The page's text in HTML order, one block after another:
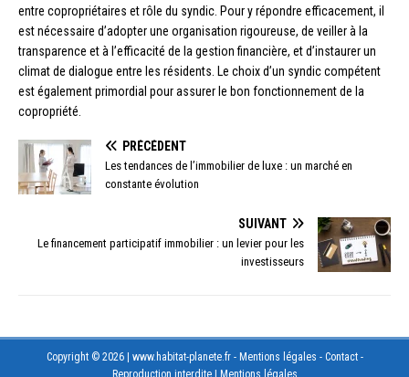
entre copropriétaires et rôle du syndic. Pour y répondre efficacement, il
est nécessaire d’adopter une organisation rigoureuse, de veiller à la
transparence et à l’efficacité de la gestion financière, et d’instaurer un
climat de dialogue entre les résidents. Le choix d’un syndic compétent
est également primordial pour assurer le bon fonctionnement de la
copropriété.
PRÉCÉDENT
Les tendances de l’immobilier de luxe : un marché en
constante évolution
SUIVANT
Le financement participatif immobilier : un levier pour les
investisseurs
Copyright © 2026 | www.habitat-planete.fr - Mentions légales - Contact -
Reproduction interdite
Mentions légales